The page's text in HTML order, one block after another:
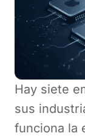
Hay siete
sus
funciona la